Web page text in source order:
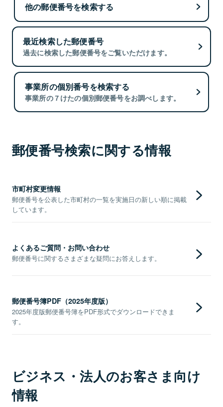
他の郵便番号を検索する
最近検索した郵便番号
過去に検索した郵便番号をご覧いただけます。
事業所の個別番号を検索する
事業所の７けたの個別郵便番号をお調べします。
郵便番号検索に関する情報
市町村変更情報
郵便番号を公表した市町村の一覧を実施日の新しい順に掲載
しています。
よくあるご質問・お問い合わせ
郵便番号に関するさまざまな疑問にお答えします。
郵便番号簿PDF（2025年度版）
2025年度版郵便番号簿をPDF形式でダウンロードできま
す。
ビジネス・法人のお客さま向け
情報